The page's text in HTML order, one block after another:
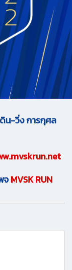
น-วิ่ง การกุศล
จMVSK RUN